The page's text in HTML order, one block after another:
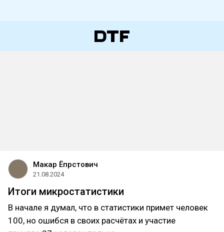
Макар Ёпрстович
21.08.2024
Итоги микростатистики
В начале я думал, что в статистики примет человек
100, но ошибся в своих расчётах и участие